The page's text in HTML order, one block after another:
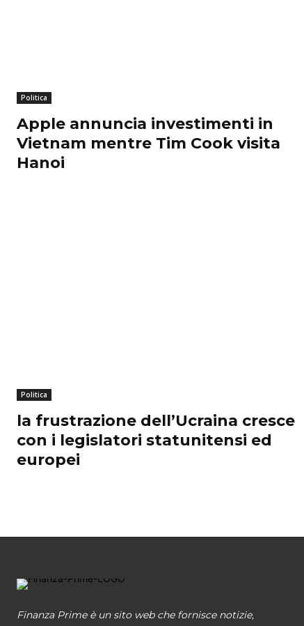
Politica
Apple annuncia investimenti in
Vietnam mentre Tim Cook visita
Hanoi
Politica
la frustrazione dell’Ucraina cresce
con i legislatori statunitensi ed
europei
Finanza Prime è un sito web che fornisce notizie,